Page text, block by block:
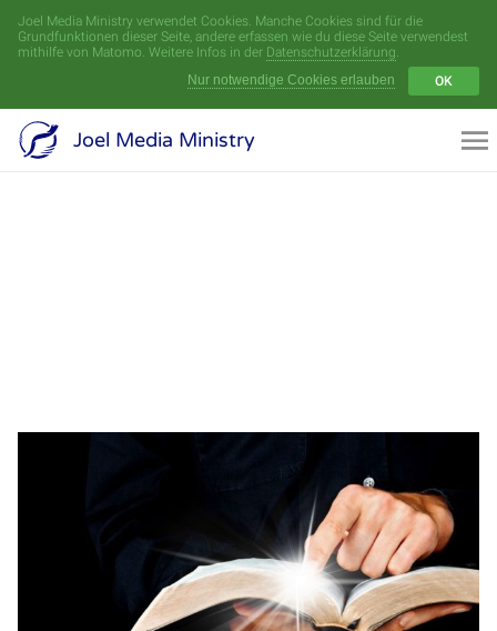
Joel Media Ministry verwendet Cookies. Manche Cookies sind für die
Grundfunktionen dieser Seite, andere erfassen wie du diese Seite verwendest
mithilfe von Matomo. Weitere Infos in der Datenschutzerklärung.
Nur notwendige Cookies erlauben
OK
Joel Media Ministry
Ankündigung: Joel
Media Spezial am
20.03.2018
Menü
Videoarchiv
Artikel
Podcasts